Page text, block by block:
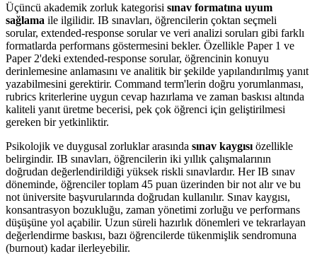
Üçüncü akademik zorluk kategorisi sınav formatına uyum
sağlama ile ilgilidir. IB sınavları, öğrencilerin çoktan seçmeli
sorular, extended-response sorular ve veri analizi soruları gibi farklı
formatlarda performans göstermesini bekler. Özellikle Paper 1 ve
Paper 2'deki extended-response sorular, öğrencinin konuyu
derinlemesine anlamasını ve analitik bir şekilde yapılandırılmış yanıt
yazabilmesini gerektirir. Command term'lerin doğru yorumlanması,
rubrics kriterlerine uygun cevap hazırlama ve zaman baskısı altında
kaliteli yanıt üretme becerisi, pek çok öğrenci için geliştirilmesi
gereken bir yetkinliktir.
Psikolojik ve duygusal zorluklar arasında sınav kaygısı özellikle
belirgindir. IB sınavları, öğrencilerin iki yıllık çalışmalarının
doğrudan değerlendirildiği yüksek riskli sınavlardır. Her IB sınav
döneminde, öğrenciler toplam 45 puan üzerinden bir not alır ve bu
not üniversite başvurularında doğrudan kullanılır. Sınav kaygısı,
konsantrasyon bozukluğu, zaman yönetimi zorluğu ve performans
düşüşüne yol açabilir. Uzun süreli hazırlık dönemleri ve tekrarlayan
değerlendirme baskısı, bazı öğrencilerde tükenmişlik sendromuna
(burnout) kadar ilerleyebilir.